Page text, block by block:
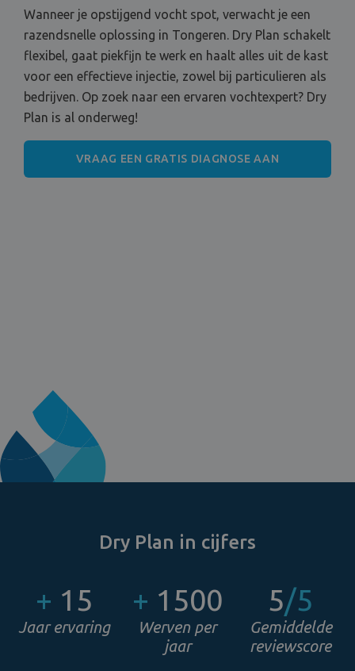
Wanneer je opstijgend vocht spot, verwacht je een
razendsnelle oplossing in Tongeren. Dry Plan schakelt
flexibel, gaat piekfijn te werk en haalt alles uit de kast
voor een effectieve injectie, zowel bij particulieren als
bedrijven. Op zoek naar een ervaren vochtexpert? Dry
Plan is al onderweg!
VRAAG EEN GRATIS DIAGNOSE AAN
Dry Plan in cijfers
+ 15
Jaar ervaring
+ 1500
Werven per
jaar
5/5
Gemiddelde
reviewscore